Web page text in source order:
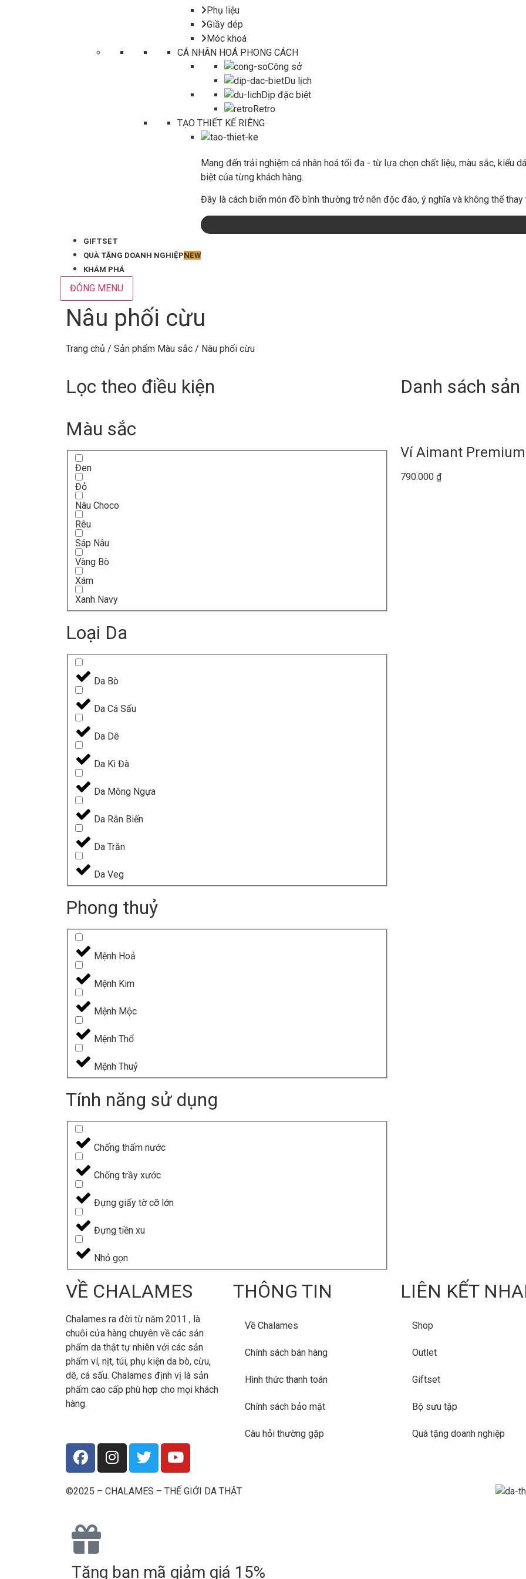
Phụ liệu
Giầy dép
Móc khoá
CÁ NHÂN HOÁ PHONG CÁCH
Công sở
Du lịch
Dịp đặc biệt
Retro
TẠO THIẾT KẾ RIÊNG
Mang đến trải nghiệm cá nhân hoá tối đa - từ lựa chọn chất liệu, màu sắc, kiểu
biệt của từng khách hàng.
Đây là cách biến món đồ bình thường trở nên độc đáo, ý nghĩa và không thể thay
GIFTSET
QUÀ TẶNG DOANH NGHIỆPNEW
KHÁM PHÁ
ĐÓNG MENU
Nâu phối cừu
Trang chủ / Sản phẩm Màu sắc / Nâu phối cừu
Lọc theo điều kiện
Màu sắc
Đen
Đỏ
Nâu Choco
Rêu
Sáp Nâu
Vàng Bò
Xám
Xanh Navy
Loại Da
Da Bò
Da Cá Sấu
Da Dê
Da Kì Đà
Da Mông Ngựa
Da Rắn Biến
Da Trăn
Da Veg
Phong thuỷ
Mệnh Hoả
Mệnh Kim
Mệnh Mộc
Mệnh Thổ
Mệnh Thuỷ
Tính năng sử dụng
Chống thấm nước
Chống trầy xước
Đựng giấy tờ cỡ lớn
Đựng tiền xu
Nhỏ gọn
Danh sách
Ví Aimant Premium
790.000 ₫
VỀ CHALAMES
Chalames ra đời từ năm 2011 , là
chuỗi cửa hàng chuyên về các sản
phẩm da thật tự nhiên với các sản
phẩm ví, nịt, túi, phụ kiện da bò, cừu,
dê, cá sấu. Chalames định vị là sản
phẩm cao cấp phù hợp cho mọi khách
hàng.
THÔNG TIN
Về Chalames
Chính sách bán hàng
Hình thức thanh toán
Chính sách bảo mật
Câu hỏi thường gặp
LIÊN KẾT
Shop
Outlet
Giftset
Bộ sưu tập
Quà tặng doanh nghiệp
©2025 – CHALAMES – THẾ GIỚI DA THẬT
Tặng bạn mã giảm giá 15%